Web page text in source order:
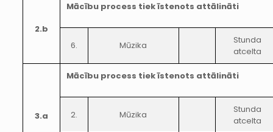
2.b
Mācību process tiek īstenots attālināti
6. Mūzika
Stunda
atcelta
3.a
Mācību process tiek īstenots attālināti
2. Mūzika
Stunda
atcelta